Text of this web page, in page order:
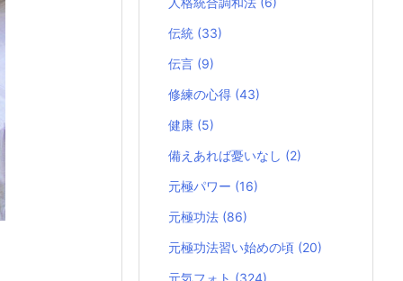
伝統 (33)
伝言 (9)
修練の心得 (43)
健康 (5)
備えあれば憂いなし (2)
元極パワー (16)
元極功法 (86)
元極功法習い始めの頃 (20)